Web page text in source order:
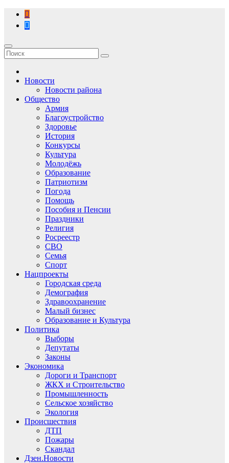
Перейти
содержимому
Новости
Новости района
Общество
Армия
Благоустройство
Здоровье
История
Конкурсы
Культура
Молодёжь
Образование
Патриотизм
Погода
Помощь
Пособия и Пенсии
Праздники
Религия
Росреестр
СВО
Семья
Спорт
Нацпроекты
Городская среда
Демография
Здравоохранение
Малый бизнес
Образование и Культура
Политика
Выборы
Депутаты
Законы
Экономика
Дороги и Транспорт
ЖКХ и Строительство
Промышленность
Сельское хозяйство
Экология
Происшествия
ДТП
Пожары
Скандал
Дзен.Новости